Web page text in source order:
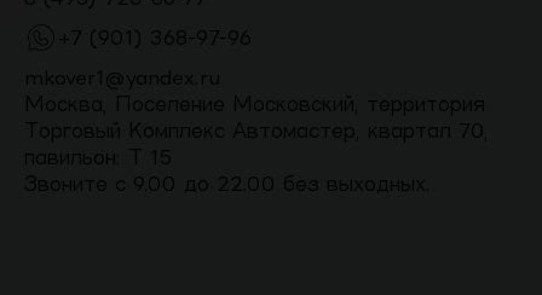
+7 (901) 368-97-96
mkover1@yandex.ru
Москва, Поселение Московский, территория
Торговый Комплекс Автомастер, квартал 70,
павильон: Т 15
Звоните с 9.00 до 22.00 без выходных.